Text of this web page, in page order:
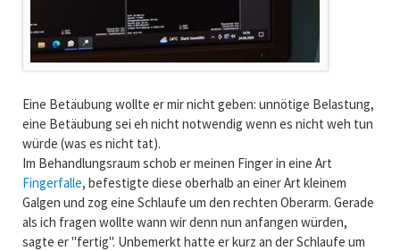
Eine Betäubung wollte er mir nicht geben: unnötige Belastung,
eine Betäubung sei eh nicht notwendig wenn es nicht weh tun
würde (was es nicht tat).
Im Behandlungsraum schob er meinen Finger in eine Art
Fingerfalle, befestigte diese oberhalb an einer Art kleinem
Galgen und zog eine Schlaufe um den rechten Oberarm. Gerade
als ich fragen wollte wann wir denn nun anfangen würden,
sagte er "fertig". Unbemerkt hatte er kurz an der Schlaufe um